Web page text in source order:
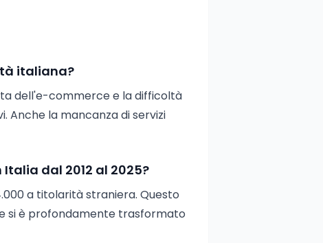
italiana?
dell'e-commerce e la difficoltà
Anche la mancanza di servizi
dal 2012 al 2025?
a titolarità straniera. Questo
si è profondamente trasformato